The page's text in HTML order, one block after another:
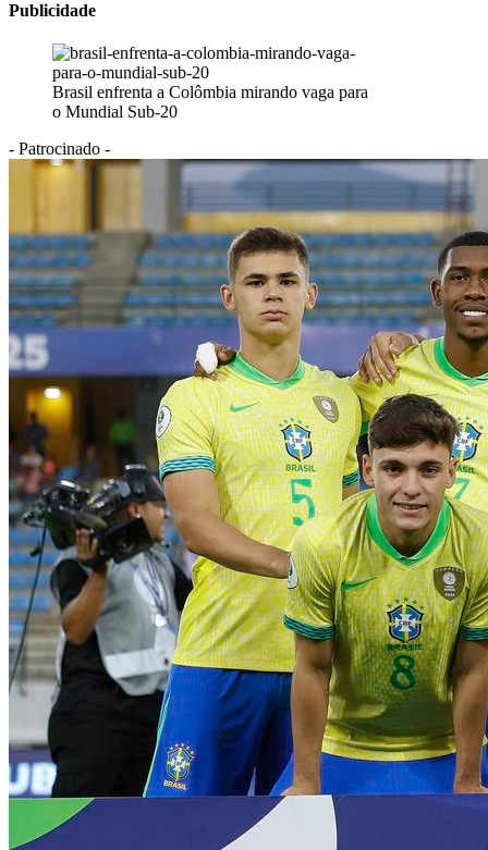
Publicidade
Brasil enfrenta a Colômbia mirando vaga para
o Mundial Sub-20
- Patrocinado -